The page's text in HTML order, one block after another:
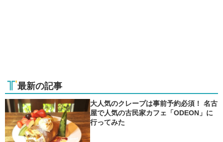
最新の記事
大人気のクレープは事前予約必須！ 名古
屋で人気の古民家カフェ「ODEON」に
行ってみた